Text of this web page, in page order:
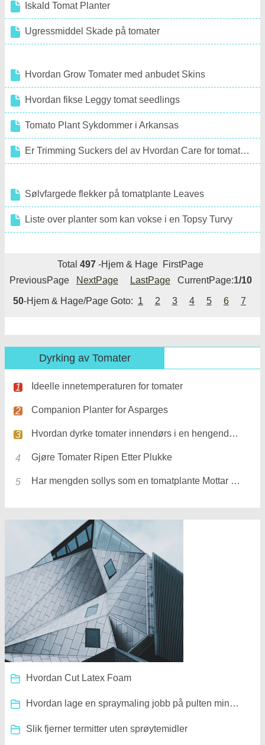
Iskald Tomat Planter
Ugressmiddel Skade på tomater
Hvordan Grow Tomater med anbudet Skins
Hvordan fikse Leggy tomat seedlings
Tomato Plant Sykdommer i Arkansas
Er Trimming Suckers del av Hvordan Care for tomatplanter
Sølvfargede flekker på tomatplante Leaves
Liste over planter som kan vokse i en Topsy Turvy
Total497 -Hjem & Hage FirstPage
PreviousPage
NextPage LastPage CurrentPage:1/10
50-Hjem & Hage/Page Goto: 1 2 3 4 5 6 7
Dyrking av Tomater
Ideelle innetemperaturen for tomater
Companion Planter for Asparges
Hvordan dyrke tomater innendørs i en hengende plante Holder
Gjøre Tomater Ripen Etter Plukke
Har mengden sollys som en tomatplante Mottar påvirke størrelsen på tomatene
Hvordan Cut Latex Foam
Hvordan lage en spraymaling jobb på pulten min Shine
Slik fjerner termitter uten sprøytemidler